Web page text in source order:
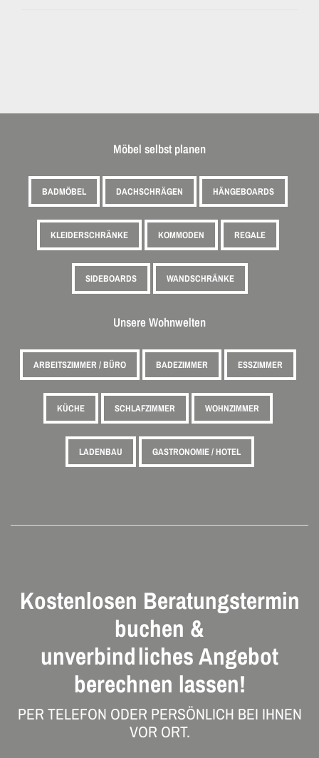
Möbel selbst planen
BADMÖBEL DACHSCHRÄGEN HÄNGEBOARDS
KLEIDERSCHRÄNKE KOMMODEN REGALE
SIDEBOARDS WANDSCHRÄNKE
Unsere Wohnwelten
ARBEITSZIMMER / BÜRO BADEZIMMER ESSZIMMER
KÜCHE SCHLAFZIMMER WOHNZIMMER
LADENBAU GASTRONOMIE / HOTEL
Kostenlosen Beratungstermin
buchen &
unverbindliches Angebot
berechnen lassen!
PER TELEFON ODER PERSÖNLICH BEI IHNEN
VOR ORT.